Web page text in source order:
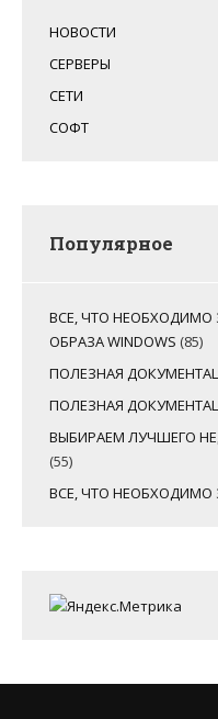
НОВОСТИ
СЕРВЕРЫ
СЕТИ
СОФТ
Популярное
ВСЕ, ЧТО НЕОБХОДИМО
ОБРАЗА WINDOWS (85)
ПОЛЕЗНАЯ
ПОЛЕЗНАЯ
ВЫБИРАЕМ ЛУЧШЕГО
(55)
ВСЕ, ЧТО НЕОБХОДИМО